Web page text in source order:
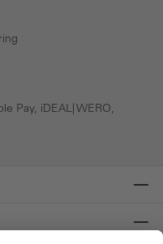
Pay, iDEAL| WERO,